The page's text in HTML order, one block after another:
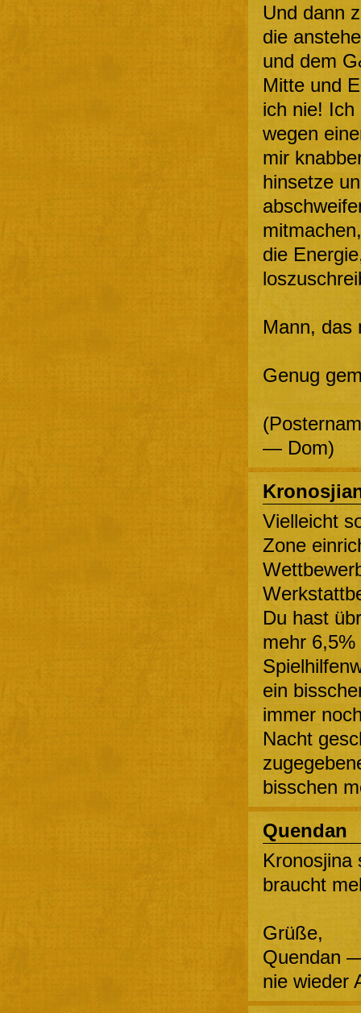
Und dann
die
und dem
Mitte und
ich nie! Ich
wegen
mir
hinsetze
die
Mann, das
Genug
— Dom)
Vielleicht
Zone
Du hast
mehr
ein
immer
Nacht
bisschen
Quendan
Kronosjina
braucht
Grüße,
Quendan
nie wieder